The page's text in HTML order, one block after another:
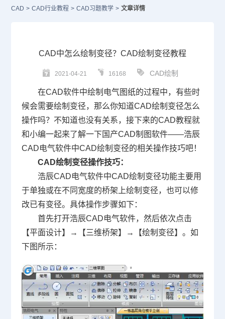
CAD > CAD行业教程 > CAD习题教学 > 文章详情
CAD中怎么绘制变径？CAD绘制变径教程
2021-04-21 16168 CAD绘制
在CAD软件中绘制电气图纸的过程中，有些时
候会需要绘制变径，那么你知道CAD绘制变径怎么
操作吗？不知道也没有关系，接下来的CAD教程就
和小编一起来了解一下 国产CAD制图软件——浩辰
CAD电气软件中CAD绘制变径的相关操作技巧吧！
CAD绘制变径操作技巧：
浩辰CAD电气软件中CAD绘制变径功能主要用
于单独或在不同宽度的桥架上绘制变径，也可以修
改已有变径。具体操作步骤如下：
首先打开浩辰CAD电气软件，然后依次点击
【平面设计】→【三维桥架】→【绘制变径】。如
下图所示：